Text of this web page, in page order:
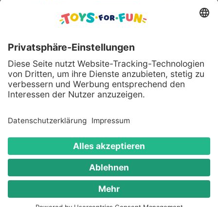
Sicher bezahlen mit:
Alle genannten Produkte und Logos sind eingetragene
Warenzeichen der jeweiligen Hersteller.
Copyright © 2008 - 2026 Toys for Fun GmbH - Alle
Rechte vorbehalten